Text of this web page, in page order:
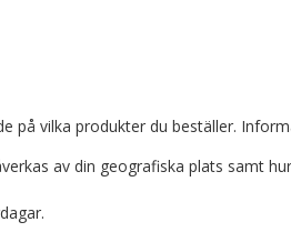
vilka produkter du beställer.
av din geografiska plats samt